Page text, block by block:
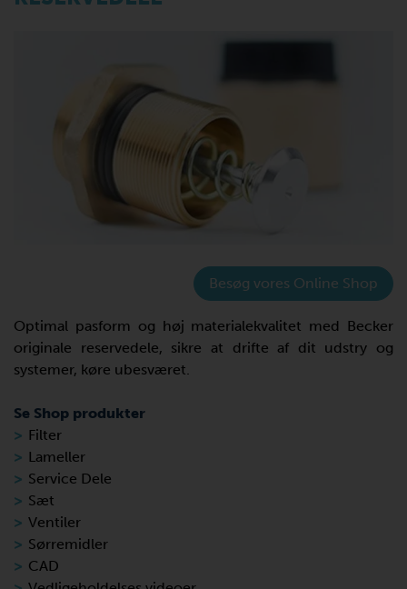
Besøg vores Online Shop
Optimal pasform og høj materialekvalitet med Becker
originale reservedele, sikre at drifte af dit udstry og
systemer, køre ubesværet.
Se Shop produkter
Filter
Lameller
Service Dele
Sæt
Ventiler
Sørremidler
CAD